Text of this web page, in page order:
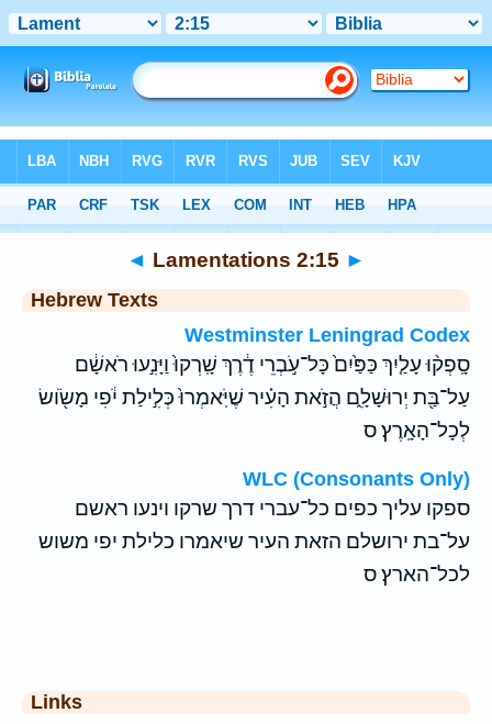
Hebrew> Lamentations 2:15
◄ Lamentations 2:15 ►
Hebrew Texts
Westminster Leningrad Codex
סָֽפְק֨וּ עָלַ֤יִךְ כַּפַּ֙יִם֙ כָּל־עֹ֣בְרֵי דֶ֔רֶךְ שָֽׁרְקוּ֙ וַיָּנִ֣עוּ רֹאשָׁ֔ם
עַל־בַּ֖ת יְרוּשָׁלִָ֑ם הֲזֹ֣את הָעִ֗יר שֶׁיֹּֽאמְרוּ֙ כְּלִ֣ילַת יֹ֔פִי מָשֹׂ֖ושׂ
לְכָל־הָאָֽרֶץ׃ ס
WLC (Consonants Only)
ספקו עליך כפים כל־עברי דרך שרקו וינעו ראשם
על־בת ירושלם הזאת העיר שיאמרו כלילת יפי משוש
לכל־הארץ׃ ס
Links